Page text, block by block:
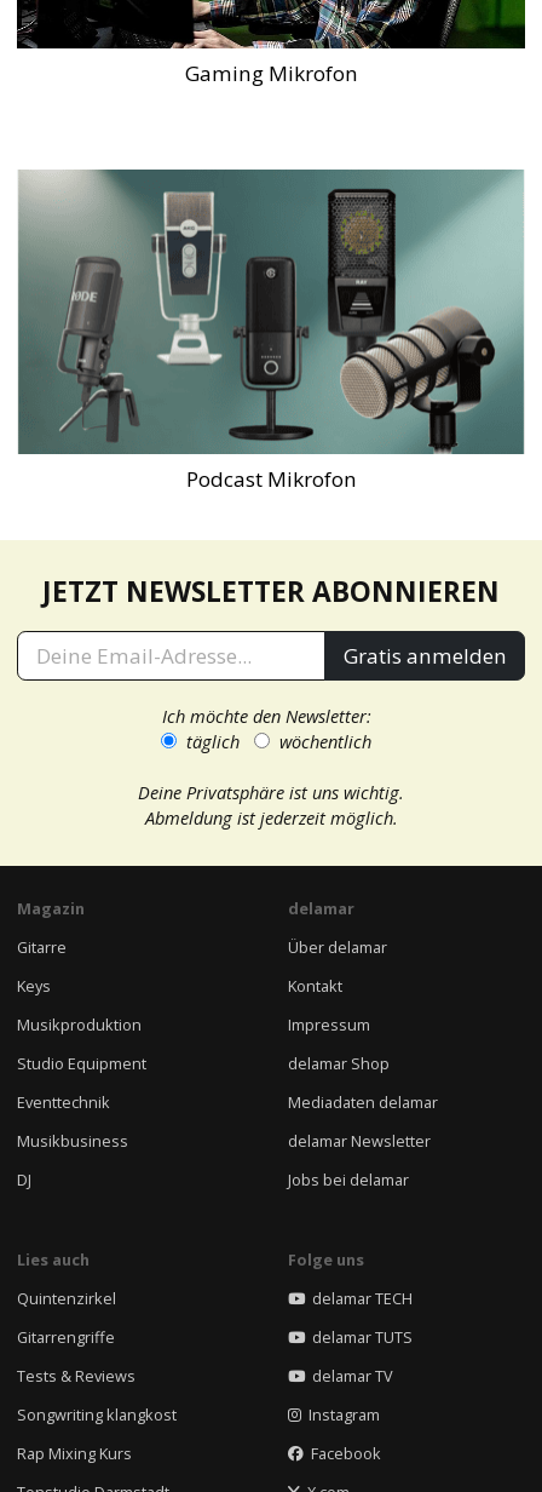
Gaming Mikrofon
Podcast Mikrofon
JETZT NEWSLETTER ABONNIEREN
Gratis anmelden
Ich möchte den Newsletter:
täglich
wöchentlich
Deine Privatsphäre ist uns wichtig.
Abmeldung ist jederzeit möglich.
Magazin
Gitarre
Keys
Musikproduktion
Studio Equipment
Eventtechnik
Musikbusiness
DJ
delamar
Über delamar
Kontakt
Impressum
delamar Shop
Mediadaten delamar
delamar Newsletter
Jobs bei delamar
Lies auch
Quintenzirkel
Gitarrengriffe
Tests & Reviews
Songwriting klangkost
Rap Mixing Kurs
Folge uns
delamar TECH
delamar TUTS
delamar TV
Instagram
Facebook